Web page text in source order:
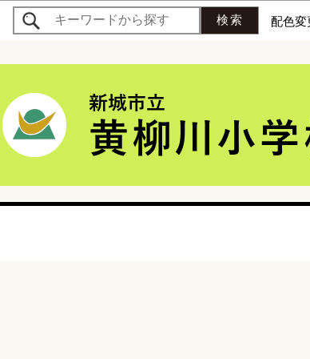
このページの本文へ移動
配色変